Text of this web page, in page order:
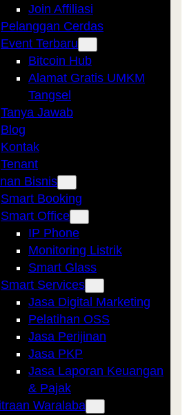
Join Affiliasi
Pelanggan Cerdas
Event Terbaru
Bitcoin Hub
Alamat Gratis UMKM
Tangsel
Tanya Jawab
Blog
Kontak
Tenant
Bisnis
Smart Booking
Smart Office
IP Phone
Monitoring Listrik
Smart Glass
Smart Services
Jasa Digital Marketing
Pelatihan OSS
Jasa Perijinan
Jasa PKP
Jasa Laporan Keuangan
& Pajak
Waralaba